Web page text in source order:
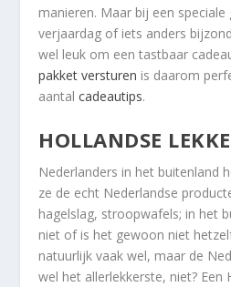
manieren. Maar bij een speciale
verjaardag of iets anders
wel leuk om een tastbaar
pakket versturen is daarom
aantalcadeautips.
HOLLANDSE
Nederlanders in het buitenland
ze de echt Nederlandse
hagelslag, stroopwafels; in het
niet of is het gewoon niet
natuurlijk vaak wel, maar de
wel het allerlekkerste, niet? Een